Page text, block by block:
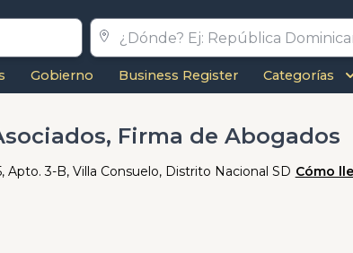
Gobierno Business Register Categorías
Firma de Abogados
Apto. 3-B, Villa Consuelo, Distrito Nacional SD Cómo